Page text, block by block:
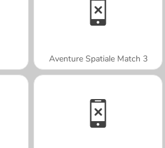
Aventure Spatiale Match 3